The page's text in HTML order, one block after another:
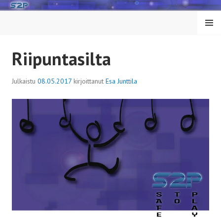
Siirry
VALIK
KO
Riipuntasilta
Julkaistu 08.05.2017 kirjoittanut Esa Junttila